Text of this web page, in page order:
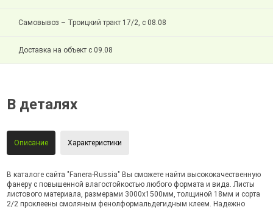
Самовывоз – Троицкий тракт 17/2, с 08.08
Доставка на объект с 09.08
В деталях
Описание Характеристики
В каталоге сайта "Fanera-Russia" Вы сможете найти высококачественную
фанеру с повышенной влагостойкостью любого формата и вида. Листы
листового материала, размерами 3000х1500мм, толщиной 18мм и сорта
2/2 проклеены смоляным фенолформальдегидным клеем. Надежно